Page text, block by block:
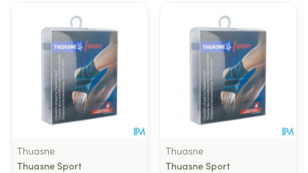
Thuasne
Thuasne Sport
Thuasne
Thuasne Sport